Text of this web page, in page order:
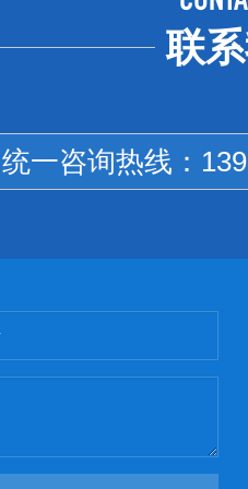
联
一咨询热线：